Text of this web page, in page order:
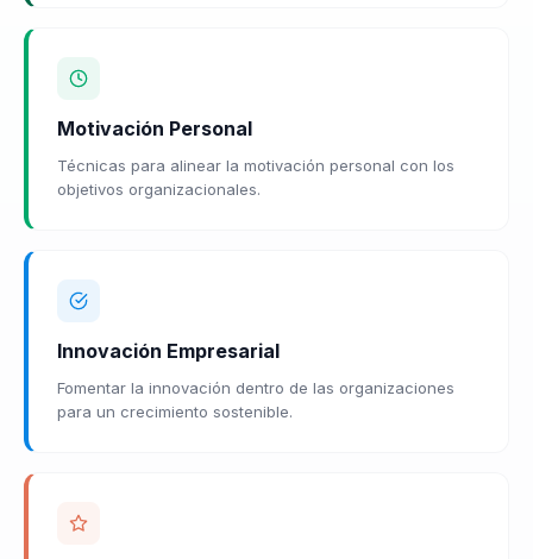
Motivación Personal
Técnicas para alinear la motivación personal con los
objetivos organizacionales.
Innovación Empresarial
Fomentar la innovación dentro de las organizaciones
para un crecimiento sostenible.